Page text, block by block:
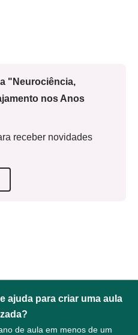
"Neurociência,
nos Anos
receber novidades
ajuda para criar uma aula
de aula em menos de um